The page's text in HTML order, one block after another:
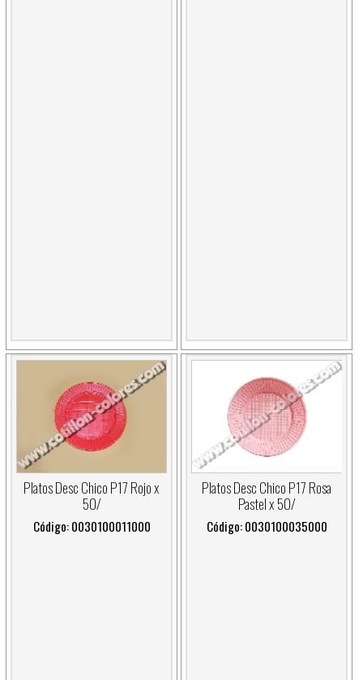
Platos Desc Chico P17 Rojo x
50/
Código: 0030100011000
Platos Desc Chico P17 Rosa
Pastel x 50/
Código: 0030100035000